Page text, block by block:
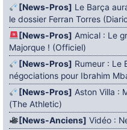
[News-Pros] Le Barça
le dossier Ferran Torres
[News-Pros] Amical : Le
Majorque ! (Officiel)
[News-Pros] Rumeur : Le
négociations pour Ibrahim
[News-Pros] Aston Villa :
(The Athletic)
[News-Anciens] Vidéo :